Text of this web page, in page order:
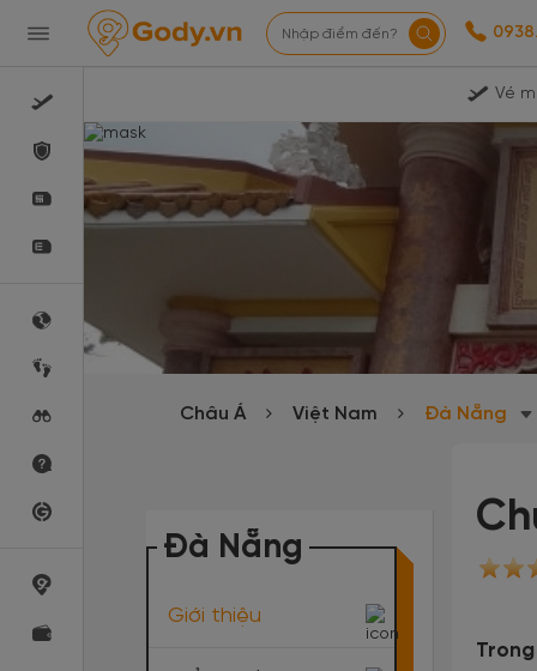
Nhập điểm đến?
Vé
Châu Á Việt Nam Đà Nẵng
Đà Nẵng
Giới thiệu